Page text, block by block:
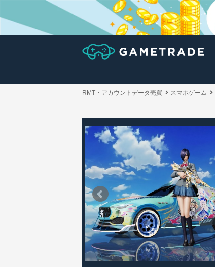
RMT・アカウントデータ売買 スマホゲーム